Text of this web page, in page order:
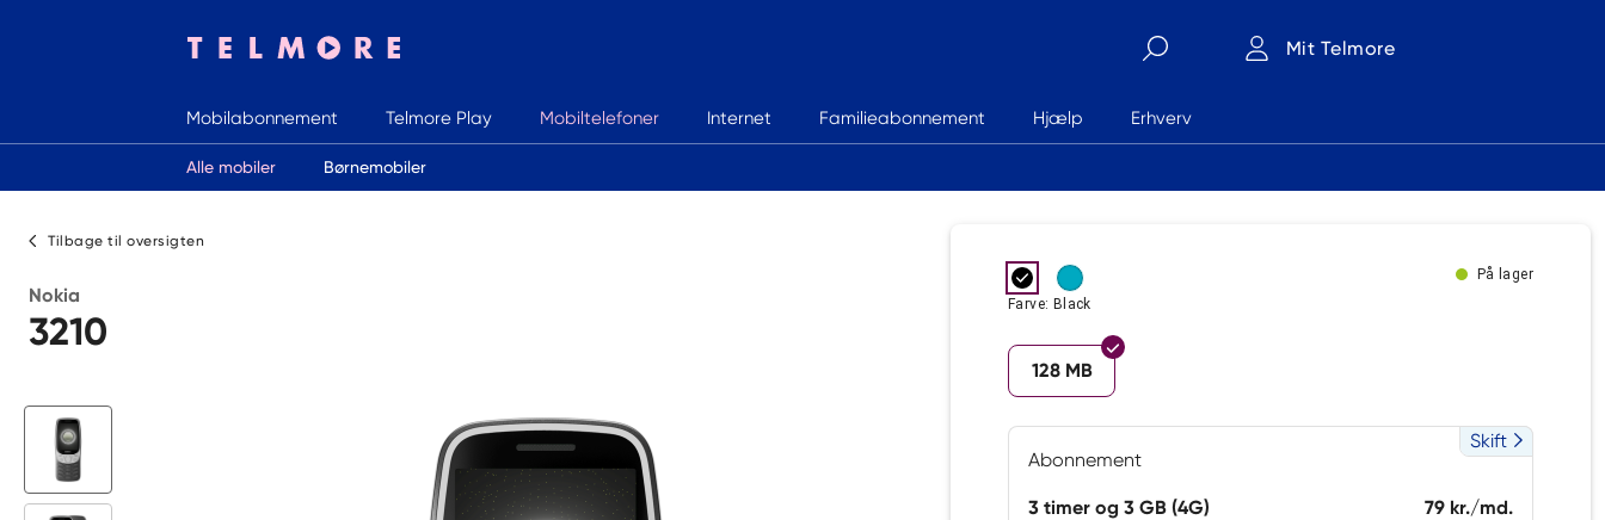
Mit Telmore
Indtast søgeord
Søg
Mobilabonnement Telmore Play Mobiltelefoner
Alle mobiler Børnemobiler
Internet Familieabonnement Hjælp Erhverv
Tilbage til oversigten
Nokia
3210
På lager
Farve: Black
128 MB
Abonnement
Skift
3 timer og 3 GB (4G) 79 kr./md.